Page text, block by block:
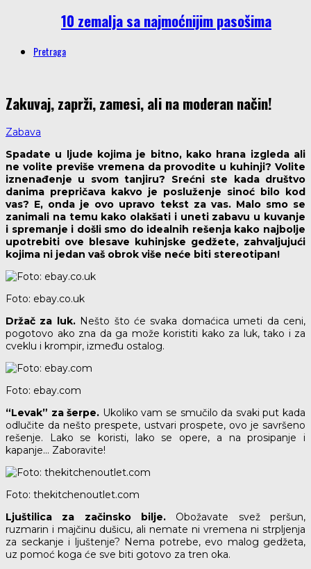
10 zemalja sa najmoćnijim pasošima
Pretraga
Zakuvaj, zaprži, zamesi, ali na moderan način!
Zabava
Spadate u ljude kojima je bitno, kako hrana izgleda ali
ne volite previše vremena da provodite u kuhinji? Volite
iznenađenje u svom tanjiru? Srećni ste kada društvo
danima prepričava kakvo je posluženje sinoć bilo kod
vas? E, onda je ovo upravo tekst za vas. Malo smo se
zanimali na temu kako olakšati i uneti zabavu u kuvanje
i spremanje i došli smo do idealnih rešenja kako najbolje
upotrebiti ove blesave kuhinjske gedžete, zahvaljujući
kojima ni jedan vaš obrok više neće biti stereotipan!
Foto: ebay.co.uk
Držač za luk. Nešto što će svaka domaćica umeti da ceni,
pogotovo ako zna da ga može koristiti kako za luk, tako i za
cveklu i krompir, između ostalog.
Foto: ebay.com
“Levak” za šerpe. Ukoliko vam se smučilo da svaki put kada
odlučite da nešto prespete, ustvari prospete, ovo je savršeno
rešenje. Lako se koristi, lako se opere, a na prosipanje i
kapanje… Zaboravite!
Foto: thekitchenoutlet.com
Ljuštilica za začinsko bilje. Obožavate svež peršun,
ruzmarin i majčinu dušicu, ali nemate ni vremena ni strpljenja
za seckanje i ljuštenje? Nema potrebe, evo malog gedžeta,
uz pomoć koga će sve biti gotovo za tren oka.